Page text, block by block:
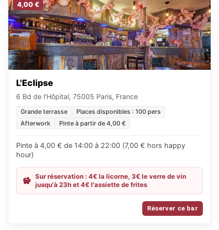
4,00 €
L'Eclipse
6 Bd de l'Hôpital, 75005 Paris, France
Grande terrasse
Places disponibles : 100 pers
Afterwork
Pinte à partir de 4,00 €
Pinte à 4,00 € de 14:00 à 22:00 (7,00 € hors happy
hour)
Sur réservation : 4€ la licorne, 3€ le verre de vin
jusqu'à 23h et 4€ l'assiette de frites
Réserver ce bar